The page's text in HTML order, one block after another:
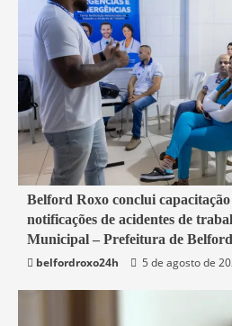
2 min read
Belford Roxo
Belford Roxo conclui
notificações de acidentes de
Municipal – Prefeitura de
belfordroxo24h
5 de agosto de